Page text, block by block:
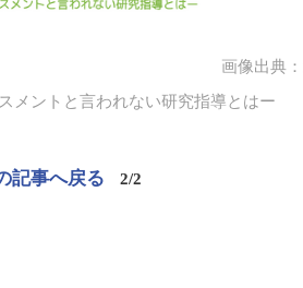
画像出典
メントと言われない研究指導とはー
記事へ戻る 2/2